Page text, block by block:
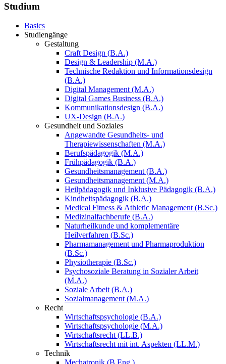
Studium
Basics
Studiengänge
Gestaltung
Craft Design (B.A.)
Design & Leadership (M.A.)
Technische Redaktion und Informationsdesign
(B.A.)
Digital Management (M.A.)
Digital Games Business (B.A.)
Kommunikationsdesign (B.A.)
UX-Design (B.A.)
Gesundheit und Soziales
Angewandte Gesundheits- und
Therapiewissenschaften (M.A.)
Berufspädagogik (M.A.)
Frühpädagogik (B.A.)
Gesundheitsmanagement (B.A.)
Gesundheitsmanagement (M.A.)
Heilpädagogik und Inklusive Pädagogik (B.A.)
Kindheitspädagogik (B.A.)
Medical Fitness & Athletic Management (B.Sc.)
Medizinalfachberufe (B.A.)
Naturheilkunde und komplementäre
Heilverfahren (B.Sc.)
Pharmamanagement und Pharmaproduktion
(B.Sc.)
Physiotherapie (B.Sc.)
Psychosoziale Beratung in Sozialer Arbeit
(M.A.)
Soziale Arbeit (B.A.)
Sozialmanagement (M.A.)
Recht
Wirtschaftspsychologie (B.A.)
Wirtschaftspsychologie (M.A.)
Wirtschaftsrecht (LL.B.)
Wirtschaftsrecht mit int. Aspekten (LL.M.)
Technik